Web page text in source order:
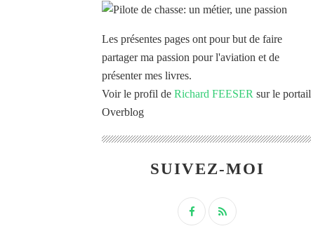
Les présentes pages ont pour but de faire
partager ma passion pour l'aviation et de
présenter mes livres.
Voir le profil de Richard FEESER sur le portail
Overblog
SUIVEZ-MOI